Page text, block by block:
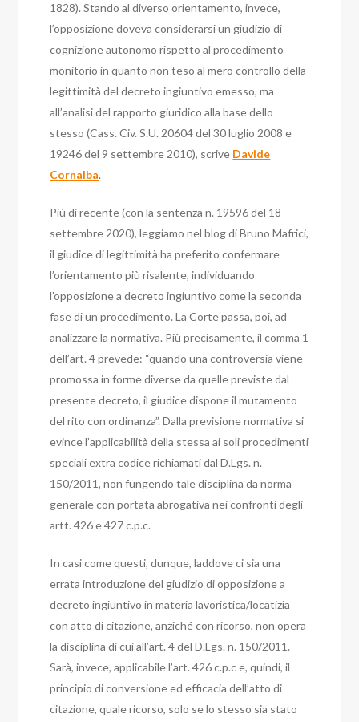
1828).Stando al diverso orientamento, invece,
l’opposizione doveva considerarsi un giudizio di
cognizione autonomo rispetto al procedimento
monitorio in quanto non teso al mero controllo della
legittimità del decreto ingiuntivo emesso, ma
all’analisi del rapporto giuridico alla base dello
stesso (Cass. Civ. S.U. 20604 del 30 luglio 2008 e
19246 del 9 settembre 2010), scrive Davide
Cornalba.
Più di recente (con la sentenza n. 19596 del 18
settembre 2020), leggiamo nel blog di Bruno Mafrici,
il giudice di legittimità ha preferito confermare
l’orientamento più risalente, individuando
l’opposizione a decreto ingiuntivo come la seconda
fase di un procedimento.La Corte passa, poi, ad
analizzare la normativa. Più precisamente, il comma 1
dell’art. 4 prevede: “quando una controversia viene
promossa in forme diverse da quelle previste dal
presente decreto, il giudice dispone il mutamento
del rito con ordinanza”.Dalla previsione normativa si
evince l’applicabilità della stessa ai soli procedimenti
speciali extra codice richiamati dal D.Lgs. n.
150/2011, non fungendo tale disciplina da norma
generale con portata abrogativa nei confronti degli
artt. 426 e 427 c.p.c.
In casi come questi, dunque, laddove ci sia una
errata introduzione del giudizio di opposizione a
decreto ingiuntivo in materia lavoristica/locatizia
con atto di citazione, anziché con ricorso, non opera
la disciplina di cui all’art. 4 del D.Lgs. n. 150/2011.
Sarà, invece, applicabile l’art. 426 c.p.c e, quindi, il
principio di conversione ed efficacia dell’atto di
citazione, quale ricorso, solo se lo stesso sia stato